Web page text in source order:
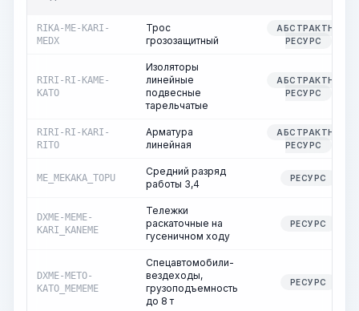
RIKA-ME-KARI-
MEDX
Трос
грозозащитный
АБСТРАКТНЫЙ
РЕСУРС
RIRI-RI-KAME-
KATO
Изоляторы
линейные
подвесные
тарельчатые
АБСТРАКТНЫЙ
РЕСУРС
RIRI-RI-KARI-
RITO
Арматура
линейная
АБСТРАКТНЫЙ
РЕСУРС
ME_MEKAKA_TOPU
Средний разряд
работы 3,4
РЕСУРС
DXME-MEME-
KARI_KANEME
Тележки
раскаточные на
гусеничном ходу
РЕСУРС
DXME-METO-
KATO_MEMEME
Спецавтомобили-
вездеходы,
грузоподъемность
до 8 т
РЕСУРС